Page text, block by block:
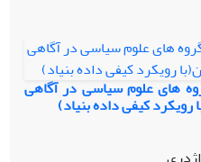
کاهش دهد. به همین منظور
این موضوع به این سئوال
ها و راهبردهای موجود در
در مقام فرضیه و در پاسخ به
قانونی، جرم انگاری و پیوستن
و ارتقای سلامت اداری از
بر رفتار مدیران، افزایش
های علوم سیاسی در آگاهی
کیفی داده بنیاد)